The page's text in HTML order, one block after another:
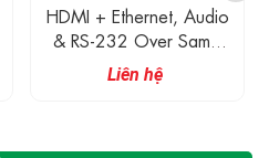
HDMI + Ethernet, Audio
& RS-232 Over Same
Fiber Optic Extender
Liên hệ